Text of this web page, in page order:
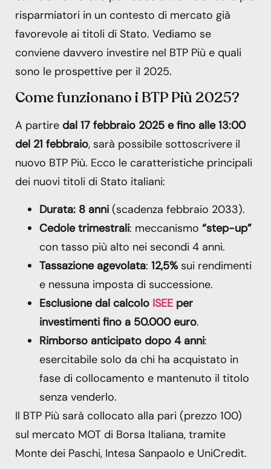
risparmiatori in un contesto di mercato già
favorevole ai titoli di Stato. Vediamo se
conviene davvero investire nel BTP Più e quali
sono le prospettive per il 2025.
Come funzionano i BTP Più 2025?
A partire dal 17 febbraio 2025 e fino alle 13:00
del 21 febbraio, sarà possibile sottoscrivere il
nuovo BTP Più. Ecco le caratteristiche principali
dei nuovi titoli di Stato italiani:
Durata: 8 anni (scadenza febbraio 2033).
Cedole trimestrali: meccanismo “step-up”
con tasso più alto nei secondi 4 anni.
Tassazione agevolata: 12,5% sui rendimenti
e nessuna imposta di successione.
Esclusione dal calcolo ISEE per
investimenti fino a 50.000 euro.
Rimborso anticipato dopo 4 anni:
esercitabile solo da chi ha acquistato in
fase di collocamento e mantenuto il titolo
senza venderlo.
Il BTP Più sarà collocato alla pari (prezzo 100)
sul mercato MOT di Borsa Italiana, tramite
Monte dei Paschi, Intesa Sanpaolo e UniCredit.